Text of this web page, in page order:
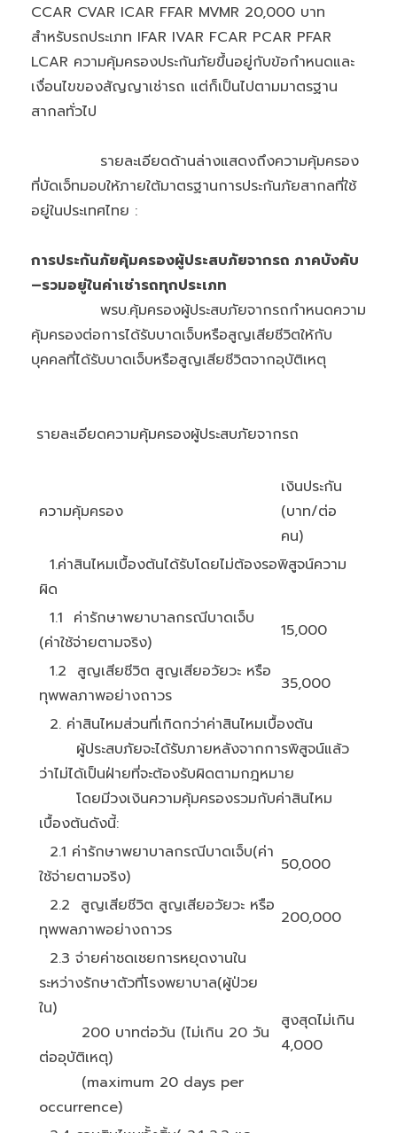
CCAR CVAR ICAR FFAR MVMR 20,000 บาท
สำหรับรถประเภท IFAR IVAR FCAR PCAR PFAR
LCAR ความคุ้มครองประกันภัยขึ้นอยู่กับข้อกำหนดและ
เงื่อนไขของสัญญาเช่ารถ แต่ก็เป็นไปตามมาตรฐาน
สากลทั่วไป
รายละเอียดด้านล่างแสดงถึงความคุ้มครอง
ที่บัดเจ็ทมอบให้ภายใต้มาตรฐานการประกันภัยสากลที่ใช้
อยู่ในประเทศไทย :
การประกันภัยคุ้มครองผู้ประสบภัยจากรถ ภาคบังคับ
–รวมอยู่ในค่าเช่ารถทุกประเภท
พรบ.คุ้มครองผู้ประสบภัยจากรถกำหนดความ
คุ้มครองต่อการได้รับบาดเจ็บหรือสูญเสียชีวิตให้กับ
บุคคลที่ได้รับบาดเจ็บหรือสูญเสียชีวิตจากอุบัติเหตุ
รายละเอียดความคุ้มครองผู้ประสบภัยจากรถ
ความคุ้มครอง
เงินประกัน
(บาท/ต่อ
คน)
1.ค่าสินไหมเบื้องต้นได้รับโดยไม่ต้องรอพิสูจน์ความ
ผิด
1.1 ค่ารักษาพยาบาลกรณีบาดเจ็บ
(ค่าใช้จ่ายตามจริง)
15,000
1.2 สูญเสียชีวิต สูญเสียอวัยวะ หรือ
ทุพพลภาพอย่างถาวร
35,000
2. ค่าสินไหมส่วนที่เกิดกว่าค่าสินไหมเบื้องต้น
ผู้ประสบภัยจะได้รับภายหลังจากการพิสูจน์แล้ว
ว่าไม่ได้เป็นฝ่ายที่จะต้องรับผิดตามกฎหมาย
โดยมีวงเงินความคุ้มครองรวมกับค่าสินไหม
เบื้องต้นดังนี้:
2.1 ค่ารักษาพยาบาลกรณีบาดเจ็บ(ค่า
ใช้จ่ายตามจริง)
50,000
2.2 สูญเสียชีวิต สูญเสียอวัยวะ หรือ
ทุพพลภาพอย่างถาวร
200,000
2.3 จ่ายค่าชดเชยการหยุดงานใน
ระหว่างรักษาตัวที่โรงพยาบาล(ผู้ป่วย
ใน)
200 บาทต่อวัน (ไม่เกิน 20 วัน
ต่ออุบัติเหตุ)
(maximum 20 days per
occurrence)
สูงสุดไม่เกิน
4,000